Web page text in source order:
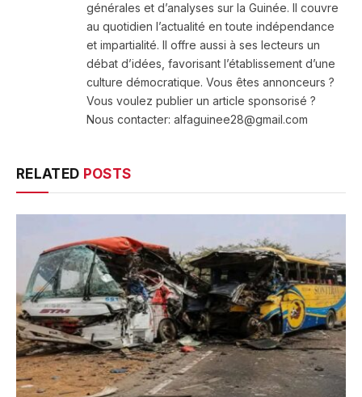
générales et d’analyses sur la Guinée. Il couvre
au quotidien l’actualité en toute indépendance
et impartialité. Il offre aussi à ses lecteurs un
débat d’idées, favorisant l’établissement d’une
culture démocratique. Vous êtes annonceurs ?
Vous voulez publier un article sponsorisé ?
Nous contacter: alfaguinee28@gmail.com
RELATED POSTS